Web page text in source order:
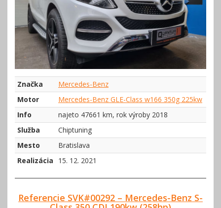
Značka
Mercedes-Benz
Motor
Mercedes-Benz GLE-Class w166 350g 225kw
Info
najeto 47661 km, rok výroby 2018
Služba
Chiptuning
Mesto
Bratislava
Realizácia
15. 12. 2021
Referencie SVK#00292 – Mercedes-Benz S-